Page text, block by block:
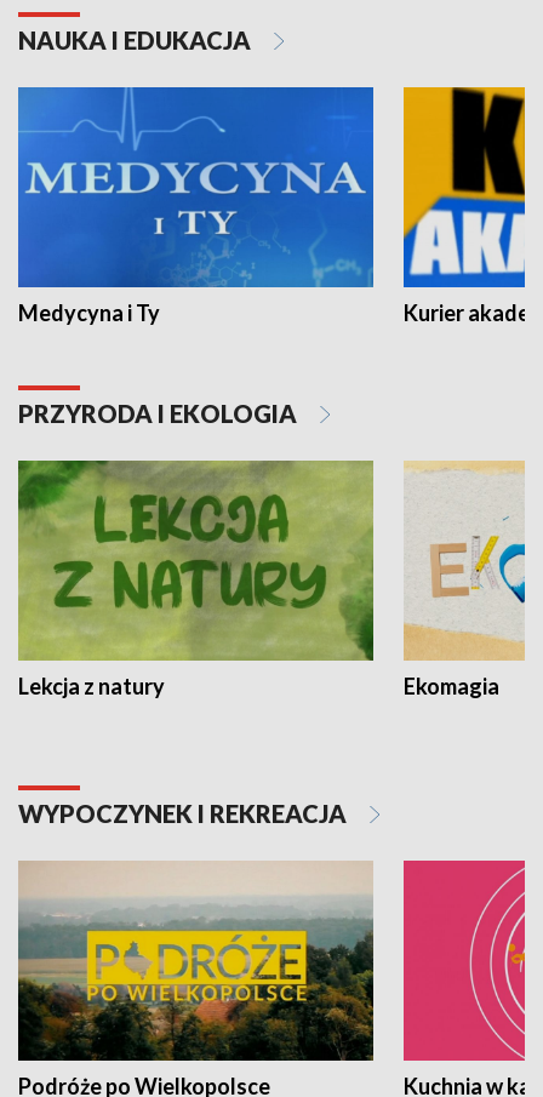
NAUKA I EDUKACJA
Medycyna i Ty Kurier
PRZYRODA I EKOLOGIA
Lekcja z natury Ekomagia
WYPOCZYNEK I REKREACJA
Podróże po Wielkopolsce Kuchnia w